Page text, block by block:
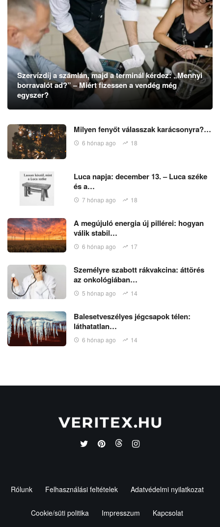
Szervízdíj a számlán, majd a terminál kérdez: „Mennyi
borravalót ad?” – Miért fizessen a vendég még
egyszer?
Milyen fenyőt válasszak karácsonyra?…
6 hónap ago 18
Luca napja: december 13. – Luca széke
és a…
7 hónap ago 18
A megújuló energia új pillérei: hogyan
válik stabil…
6 hónap ago 17
Személyre szabott rákvakcina: áttörés
az onkológiában…
5 hónap ago 14
Balesetveszélyes jégcsapok télen:
láthatatlan…
6 hónap ago 14
Rólunk Felhasználási feltételek Adatvédelmi nyilatkozat
Cookie/süti politika Impresszum Kapcsolat